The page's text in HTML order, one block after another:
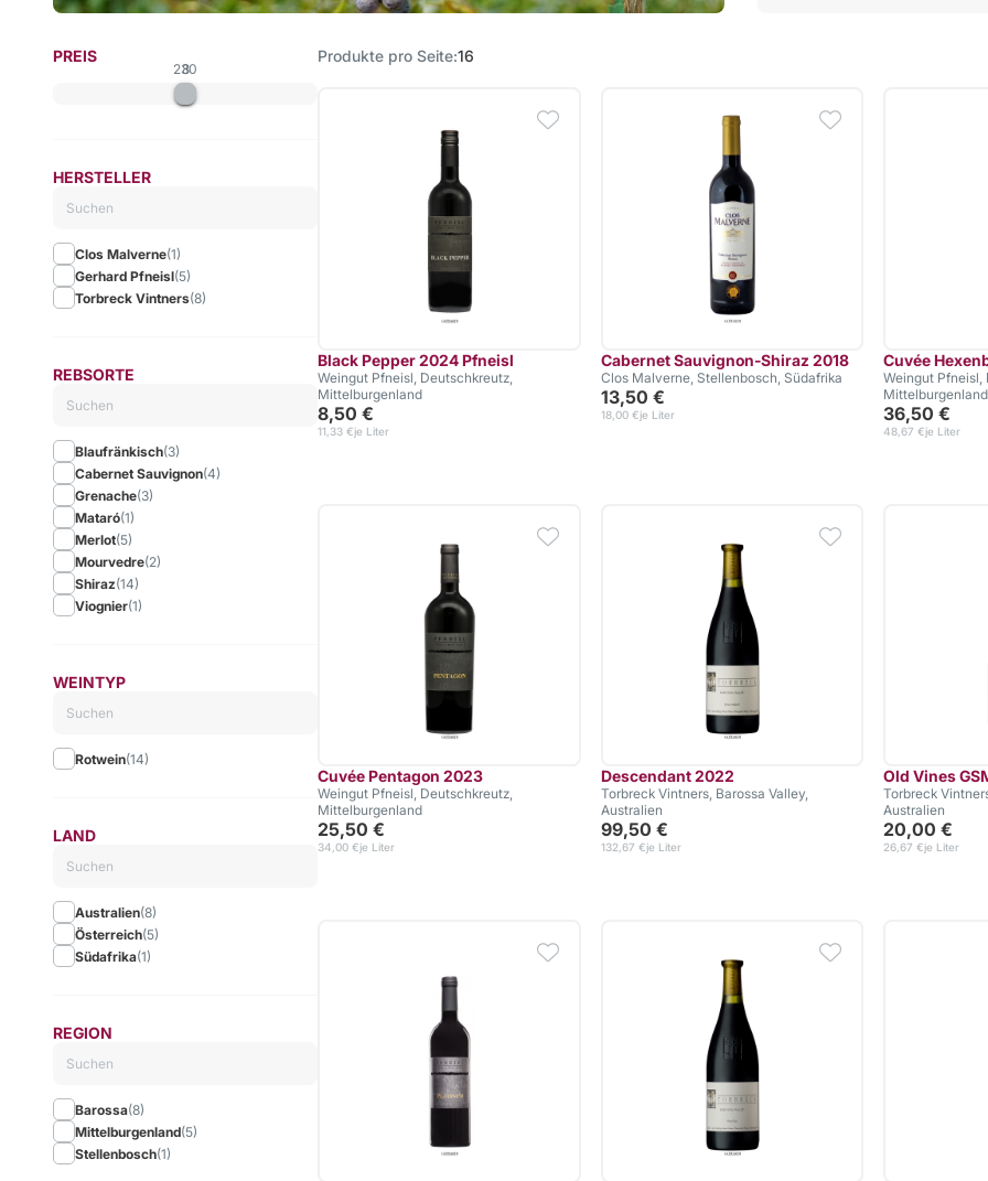
Produkte pro Seite 16
Black Pepper 2024 Pfneisl
Weingut Pfneisl, Deutschkreutz,
Mittelburgenland
8,50 €
je Liter
11,33 €
Cabernet Sauvignon-Shiraz 2018
Clos Malverne, Stellenbosch, Südafrika
13,50 €
je Liter
18,00 €
Cuvée
Weingut Pfneisl,
Mittelburgenland
36,50 €
je Liter
48,67 €
Cuvée Pentagon 2023
Weingut Pfneisl, Deutschkreutz,
Mittelburgenland
25,50 €
je Liter
34,00 €
Descendant 2022
Torbreck Vintners, Barossa Valley,
Australien
99,50 €
je Liter
132,67 €
Old Vines
Torbreck
Australien
20,00 €
je Liter
26,67 €
PREIS
8
230
HERSTELLER
Clos Malverne(1)
Gerhard Pfneisl(5)
Torbreck Vintners(8)
REBSORTE
Blaufränkisch(3)
Cabernet Sauvignon(4)
Grenache(3)
Mataró(1)
Merlot(5)
Mourvedre(2)
Shiraz(14)
Viognier(1)
WEINTYP
Rotwein(14)
LAND
Australien(8)
Österreich(5)
Südafrika(1)
REGION
Barossa(8)
Mittelburgenland(5)
Stellenbosch(1)